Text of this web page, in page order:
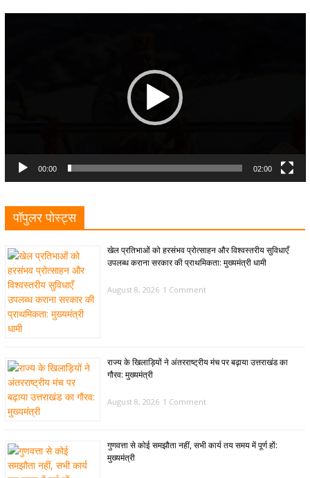
00:00 02:00
पॉपुलर पोस्ट्स
खेल प्रतिभाओं को हरसंभव प्रोत्साहन और विश्वस्तरीय सुविधाएँ
उपलब्ध कराना सरकार की प्राथमिकता: मुख्यमंत्री धामी
August 8, 2026 1 Comment
राज्य के खिलाड़ियों ने अंतरराष्ट्रीय मंच पर बढ़ाया उत्तराखंड का
गौरव: मुख्यमंत्री
August 8, 2026 1 Comment
गुणवत्ता से कोई समझौता नहीं, सभी कार्य तय समय में पूर्ण हों:
मुख्यमंत्री